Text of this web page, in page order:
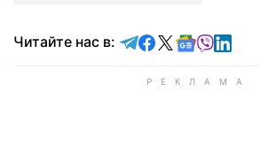
Читайте нас в: Читайте в
Читайте в
Читайте в X
Читайте